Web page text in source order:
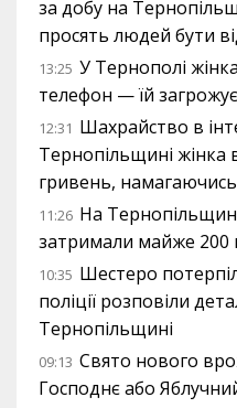
за добу на
просять людей бути
13:25 У Тернополі
телефон — їй
12:31 Шахрайство в
Тернопільщині жінка
гривень,
11:26 На
затримали майже 200
10:35 Шестеро
поліції розповіли
Тернопільщині
09:13 Свято нового
Господнє або